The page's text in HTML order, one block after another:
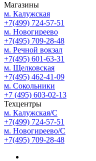
Магазины
м. Калужская
+7(499) 724-57-51
м. Новогиреево
+7(495) 709-28-48
м. Речной вокзал
+7(495) 601-63-31
м. Щелковская
+7(495) 462-41-09
м. Сокольники
+7 (495) 603-02-13
Техцентры
м. Калужская/С
+7(499) 724-57-51
м. Новогиреево/С
+7(495) 709-28-48